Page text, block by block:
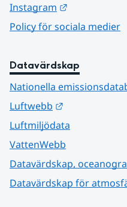
Instagram
Policy för sociala medier
Datavärdskap
Nationella
Luftwebb
Luftmiljödata
VattenWebb
Datavärdskap,
Datavärdskap för